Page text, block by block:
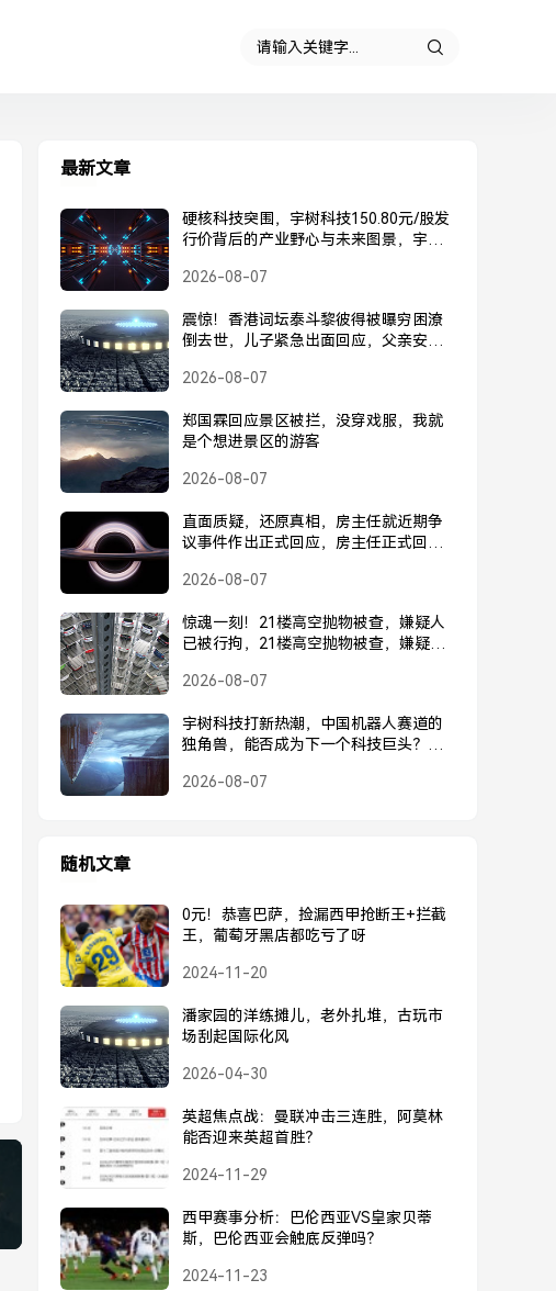
最新文章
硬核科技突围，宇树科技150.80元/股发
行价背后的产业野心与未来图景，宇树
背后的产业野心与未来图景
2026-08-07
震惊！香港词坛泰斗黎彼得被曝穷困潦
倒去世，儿子紧急出面回应，父亲安
紧急回应，父亲安好并未离世
2026-08-07
郑国霖回应景区被拦，没穿戏服，我就
是个想进景区的游客
2026-08-07
直面质疑，还原真相，房主任就近期争
议事件作出正式回应，房主任正式回应
2026-08-07
惊魂一刻！21楼高空抛物被查，嫌疑人
已被行拘，21楼高空抛物被查，嫌疑人
2026-08-07
宇树科技打新热潮，中国机器人赛道的
独角兽，能否成为下一个科技巨头？宇
否成为下一个科技巨头？
2026-08-07
随机文章
0元！恭喜巴萨，捡漏西甲抢断王+拦截
王，葡萄牙黑店都吃亏了呀
2024-11-20
潘家园的洋练摊儿，老外扎堆，古玩市
场刮起国际化风
2026-04-30
英超焦点战：曼联冲击三连胜，阿莫林
能否迎来英超首胜？
2024-11-29
西甲赛事分析：巴伦西亚VS皇家贝蒂
斯，巴伦西亚会触底反弹吗？
2024-11-23